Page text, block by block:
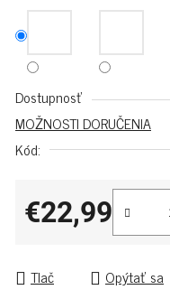
Dostupnosť
MOŽNOSTI DORUČENIA
Kód:
€22,99
Jednotková cena:
Tlač Opýtať sa